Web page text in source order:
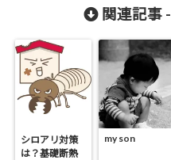
関連記事 -
シロアリ対策
は？基礎断熱
my son